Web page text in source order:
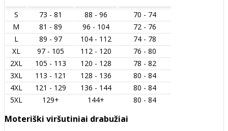
S 73 - 81 88 - 96
70 - 74
M
81 - 89 96 - 104
72 - 76
L
89 - 97 104 - 112
74 - 78
XL
97 - 105 112 - 120
76 - 80
2XL
105 - 113 120 - 128
78 - 82
3XL
113 - 121 128 - 136
80 - 84
4XL
121 - 129 136 - 144
80 - 84
5XL
129+ 144+ 80 - 84
Moteriški viršutiniai drabužiai